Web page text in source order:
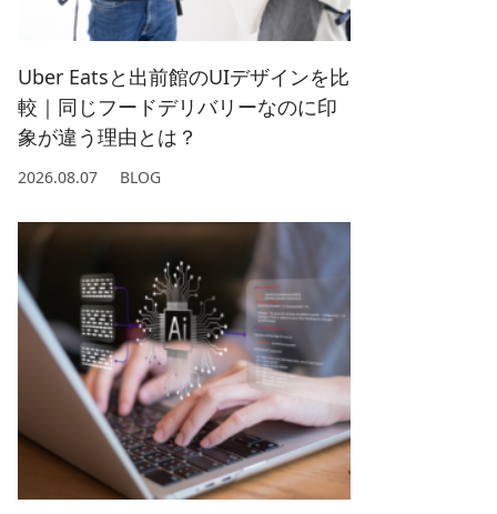
2021/ 2 (4)
Uber Eatsと出前館のUIデザインを比
較｜同じフードデリバリーなのに印
象が違う理由とは？
2026.08.07 BLOG